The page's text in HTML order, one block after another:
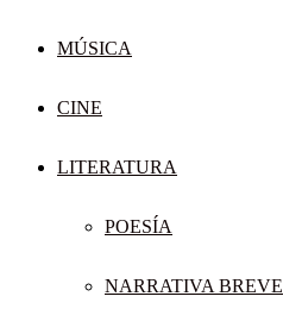
MÚSICA
CINE
LITERATURA
POESÍA
NARRATIVA BREVE